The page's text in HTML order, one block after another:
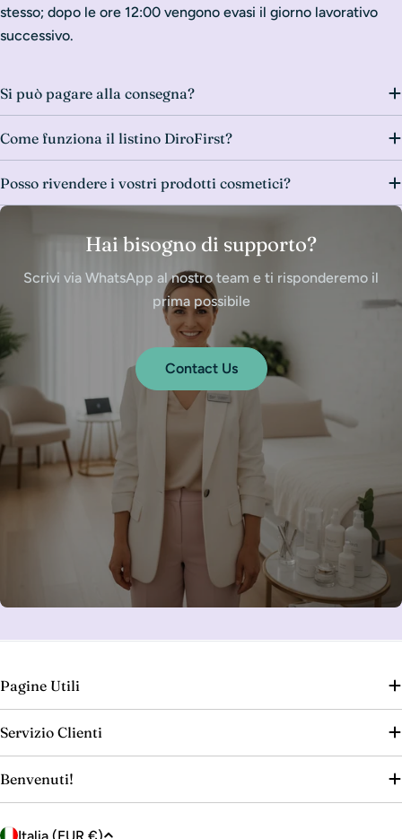
Hai bisogno di supporto?
Scrivi via WhatsApp al nostro team e ti risponderemo il
prima possibile
Contact Us
stesso; dopo le ore 12:00 vengono evasi il giorno lavorativo
successivo.
Si può pagare alla consegna?
Come funziona il listino DiroFirst?
Posso rivendere i vostri prodotti cosmetici?
Pagine Utili
Servizio Clienti
Benvenuti!
Italia (EUR €)